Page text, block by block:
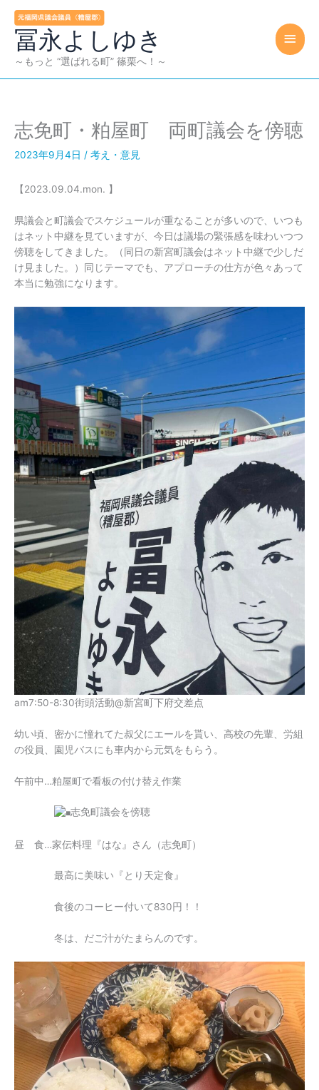
冨永よしゆき
～もっと “選ばれる町” 篠栗へ！～
メ
メ
ニ
志免町・粕屋町 両町議会を傍聴
2023年9月4日 / 考え・意見
【2023.09.04.mon. 】
県議会と町議会でスケジュールが重なることが多いので、いつも
はネット中継を見ていますが、今日は議場の緊張感を味わいつつ
傍聴をしてきました。（同日の新宮町議会はネット中継で少しだ
け見ました。）同じテーマでも、アプローチの仕方が色々あって
本当に勉強になります。
am7:50-8:30街頭活動@新宮町下府交差点
幼い頃、密かに憧れてた叔父にエールを貰い、高校の先輩、労組
の役員、園児バスにも車内から元気をもらう。
午前中…粕屋町で看板の付け替え作業
志免町議会を傍聴
昼 食…家伝料理『はな』さん（志免町）
最高に美味い『とり天定食』
食後のコーヒー付いて830円！！
冬は、だご汁がたまらんのです。